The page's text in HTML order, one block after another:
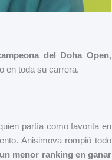
del Doha Open,
en toda su carrera.
partía como favorita en
Anisimova rompió todo
menor ranking en ganar